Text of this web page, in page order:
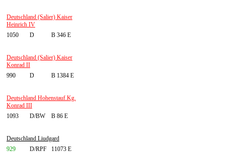
Deutschland (Salier) Kaiser
Heinrich IV
1050
D B 346 E
Deutschland (Salier) Kaiser
Konrad II
990
D B 1384 E
Deutschland Hohenstauf.Kg.
Konrad III
1093
D/BW B 86 E
Deutschland Liudgard
929
D/RPF 11073 E